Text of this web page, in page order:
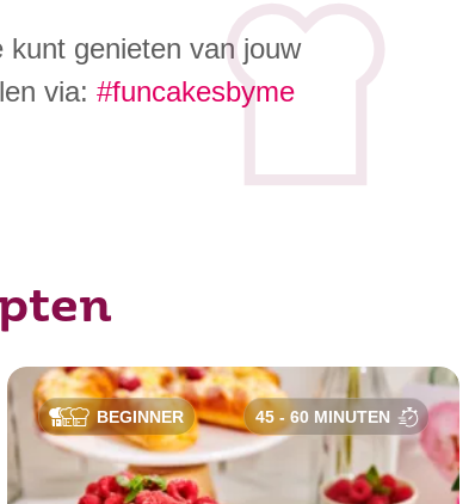
genieten van jouw
via: #funcakesbyme
BEGINNER 45 - 60 MINUTEN